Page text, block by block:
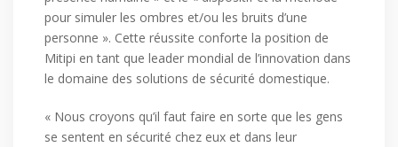
pour simuler les ombres et/ou les bruits d’une
personne ». Cette réussite conforte la position de
Mitipi en tant que leader mondial de l’innovation dans
le domaine des solutions de sécurité domestique.
« Nous croyons qu’il faut faire en sorte que les gens
se sentent en sécurité chez eux et dans leur